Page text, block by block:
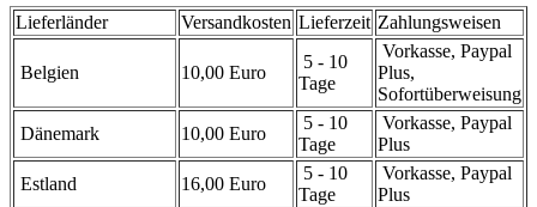
Lieferländer Versandkosten Lieferzeit Zahlungsweisen
Belgien 10,00 Euro
5 - 10
Tage
Vorkasse, Paypal
Plus,
Sofortüberweisung
Dänemark
10,00 Euro
5 - 10
Tage
Vorkasse, Paypal
Plus
Estland
16,00 Euro
5 - 10
Tage
Vorkasse, Paypal
Plus